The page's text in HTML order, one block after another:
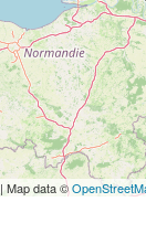
| Map data ©